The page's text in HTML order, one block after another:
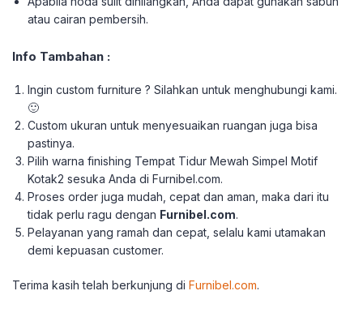
atau cairan pembersih.
Info Tambahan :
Ingin custom furniture ? Silahkan untuk menghubungi kami.
🙂
Custom ukuran untuk menyesuaikan ruangan juga bisa
pastinya.
Pilih warna finishing Tempat Tidur Mewah Simpel Motif
Kotak2 sesuka Anda di Furnibel.com.
Proses order juga mudah, cepat dan aman, maka dari itu
tidak perlu ragu dengan Furnibel.com.
Pelayanan yang ramah dan cepat, selalu kami utamakan
demi kepuasan customer.
Terima kasih telah berkunjung di Furnibel.com.